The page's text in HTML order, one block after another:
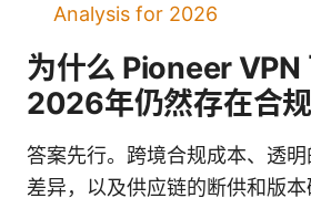
Analysis for 2026
为什么 Pioneer VPN
2026年仍然存在合
答案先行。跨境合规成本、透
差异，以及供应链的断供和版